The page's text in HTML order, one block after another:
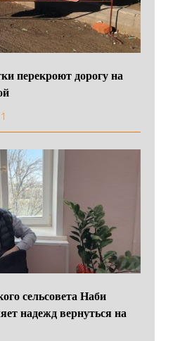
перекроют дорогу на
1
сельсовета Наби
надежд вернуться на